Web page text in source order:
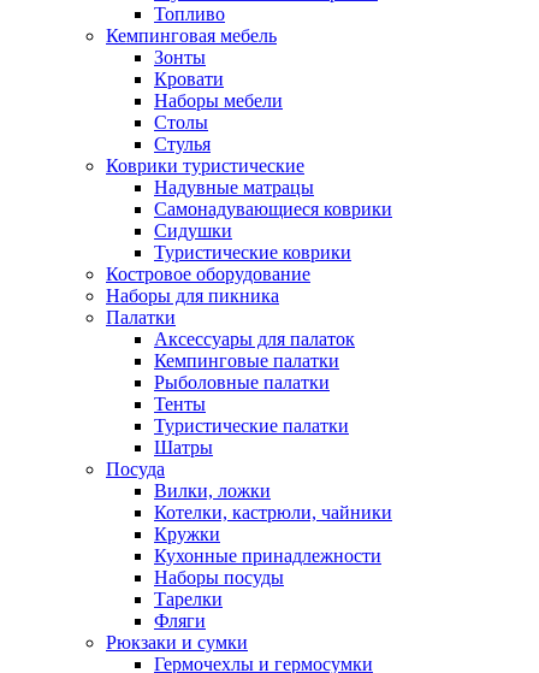
Топливо
Кемпинговая мебель
Зонты
Кровати
Наборы мебели
Столы
Стулья
Коврики туристические
Надувные матрацы
Самонадувающиеся коврики
Сидушки
Туристические коврики
Костровое оборудование
Наборы для пикника
Палатки
Аксессуары для палаток
Кемпинговые палатки
Рыболовные палатки
Тенты
Туристические палатки
Шатры
Посуда
Вилки, ложки
Котелки, кастрюли, чайники
Кружки
Кухонные принадлежности
Наборы посуды
Тарелки
Фляги
Рюкзаки и сумки
Гермочехлы и гермосумки